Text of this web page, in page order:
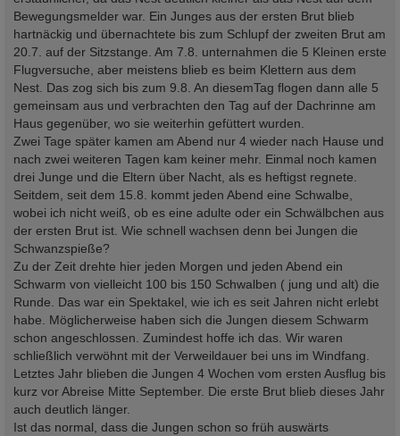
Bewegungsmelder war. Ein Junges aus der ersten Brut blieb
hartnäckig und übernachtete bis zum Schlupf der zweiten Brut am
20.7. auf der Sitzstange. Am 7.8. unternahmen die 5 Kleinen erste
Flugversuche, aber meistens blieb es beim Klettern aus dem
Nest. Das zog sich bis zum 9.8. An diesemTag flogen dann alle 5
gemeinsam aus und verbrachten den Tag auf der Dachrinne am
Haus gegenüber, wo sie weiterhin gefüttert wurden.
Zwei Tage später kamen am Abend nur 4 wieder nach Hause und
nach zwei weiteren Tagen kam keiner mehr. Einmal noch kamen
drei Junge und die Eltern über Nacht, als es heftigst regnete.
Seitdem, seit dem 15.8. kommt jeden Abend eine Schwalbe,
wobei ich nicht weiß, ob es eine adulte oder ein Schwälbchen aus
der ersten Brut ist. Wie schnell wachsen denn bei Jungen die
Schwanzspieße?
Zu der Zeit drehte hier jeden Morgen und jeden Abend ein
Schwarm von vielleicht 100 bis 150 Schwalben ( jung und alt) die
Runde. Das war ein Spektakel, wie ich es seit Jahren nicht erlebt
habe. Möglicherweise haben sich die Jungen diesem Schwarm
schon angeschlossen. Zumindest hoffe ich das. Wir waren
schließlich verwöhnt mit der Verweildauer bei uns im Windfang.
Letztes Jahr blieben die Jungen 4 Wochen vom ersten Ausflug bis
kurz vor Abreise Mitte September. Die erste Brut blieb dieses Jahr
auch deutlich länger.
Ist das normal, dass die Jungen schon so früh auswärts